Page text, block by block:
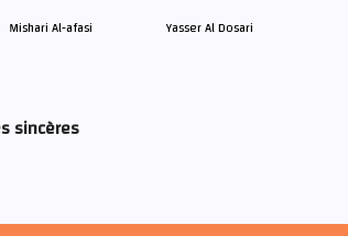
Mishari Al-afasi Yasser Al Dosari
sincères